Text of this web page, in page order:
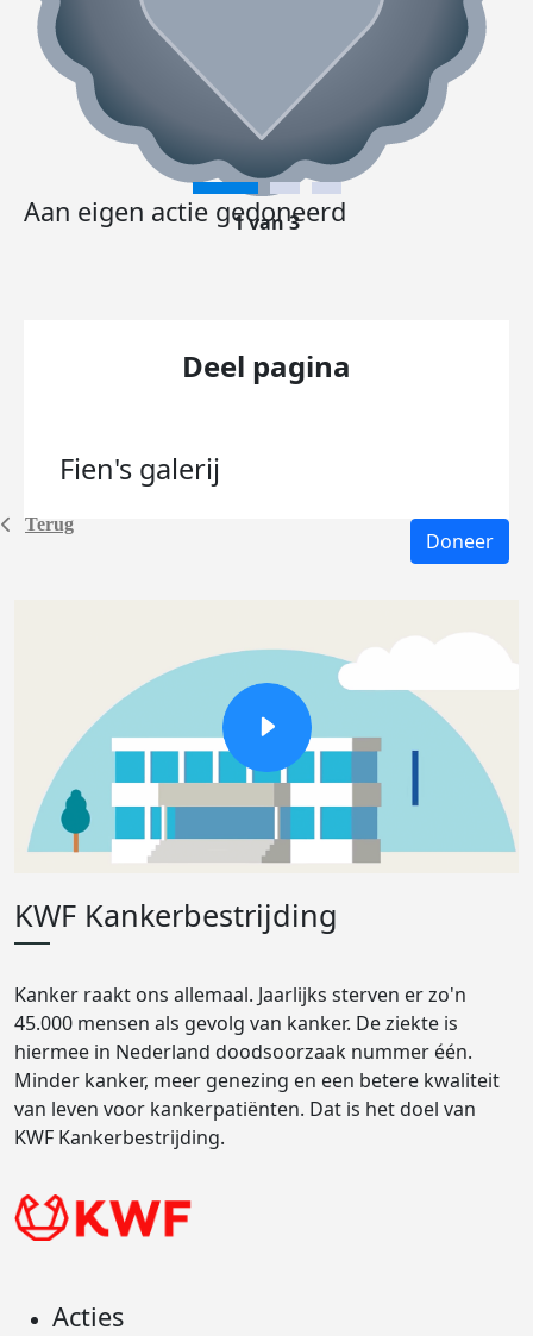
Terug
Aan eigen actie gedoneerd
1 van 3
Deel pagina
Fien's galerij
Doneer
KWF Kankerbestrijding
Kanker raakt ons allemaal. Jaarlijks sterven er zo'n
45.000 mensen als gevolg van kanker. De ziekte is
hiermee in Nederland doodsoorzaak nummer één.
Minder kanker, meer genezing en een betere kwaliteit
van leven voor kankerpatiënten. Dat is het doel van
KWF Kankerbestrijding.
Acties